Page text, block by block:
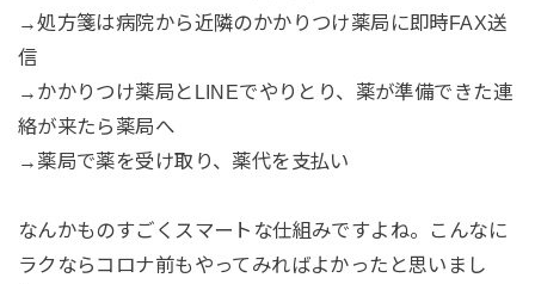
→処方箋は病院から近隣のかかりつけ薬局に即時FAX送
信
→かかりつけ薬局とLINEでやりとり、薬が準備できた連
絡が来たら薬局へ
→薬局で薬を受け取り、薬代を支払い
なんかものすごくスマートな仕組みですよね。こんなに
ラクならコロナ前もやってみればよかったと思いまし